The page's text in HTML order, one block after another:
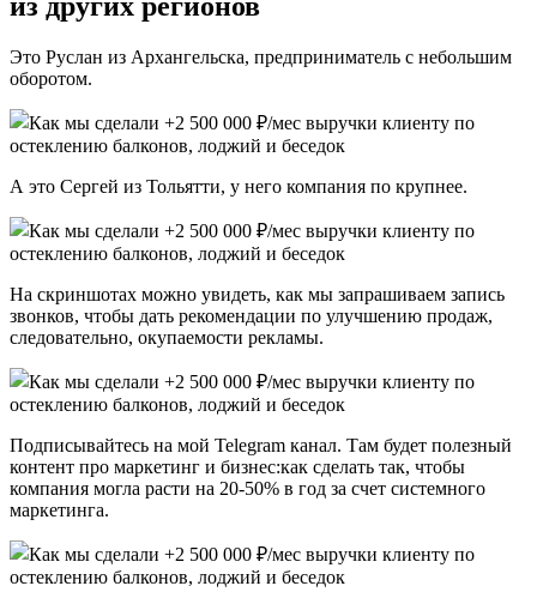
Это Руслан из Архангельска, предприниматель с небольшим
оборотом.
А это Сергей из Тольятти, у него компания по крупнее.
На скриншотах можно увидеть, как мы запрашиваем запись
звонков, чтобы дать рекомендации по улучшению продаж,
следовательно, окупаемости рекламы.
Подписывайтесь на мой Telegram канал. Там будет полезный
контент про маркетинг и бизнес:как сделать так, чтобы
компания могла расти на 20-50% в год за счет системного
маркетинга.